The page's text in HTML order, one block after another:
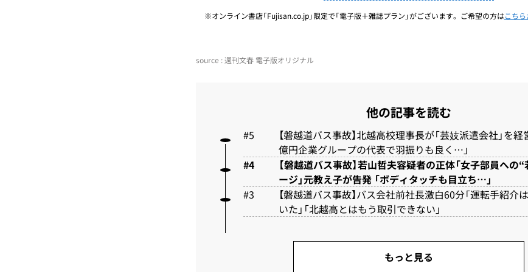
※オンライン書店「Fujisan.co.jp」限定で「電子版＋雑誌プラン」がございます。ご希望の方はこちら
source : 週刊文春 電子版オリジナル
他の記事を読む
【磐越道バス事故】北越高校理事長が「芸妓派遣会社」を経
億円企業グループの代表で羽振りも良く…」
【磐越道バス事故】若山哲夫容疑者の正体「女子部員への
ージ」元教え子が告発 「ボディタッチも目立ち…」
【磐越道バス事故】バス会社前社長激白60分「運転手紹介
いた」「北越高とはもう取引できない」
もっと見る